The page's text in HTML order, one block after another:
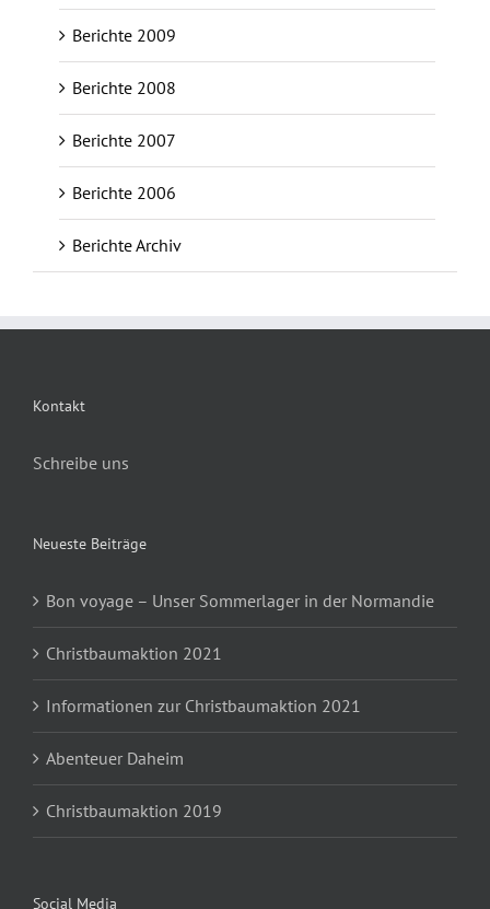
Berichte 2009
Berichte 2008
Berichte 2007
Berichte 2006
Berichte Archiv
Kontakt
Schreibe uns
Neueste Beiträge
Bon voyage – Unser Sommerlager in der Normandie
Christbaumaktion 2021
Informationen zur Christbaumaktion 2021
Abenteuer Daheim
Christbaumaktion 2019
Social Media